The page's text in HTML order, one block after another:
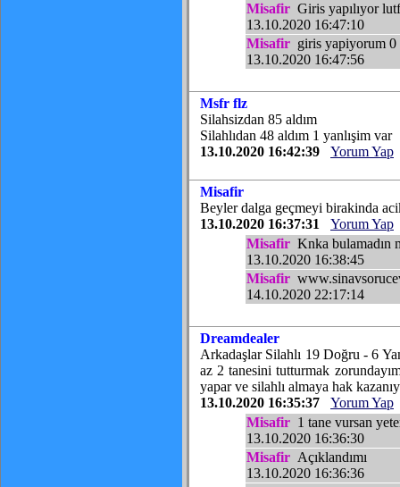
Misafir Giris yapılıyor
13.10.2020 16:47:10
Misafir giris yapiyorum 0
13.10.2020 16:47:56
Msfr flz
Silahsizdan 85 aldım
Silahlıdan 48 aldım 1 yanlışim var
13.10.2020 16:42:39
Yorum Yap
Misafir
Beyler dalga geçmeyi birakinda
13.10.2020 16:37:31
Yorum Yap
Misafir Knka bulamadın
13.10.2020 16:38:45
Misafir
14.10.2020 22:17:14
Dreamdealer
Arkadaşlar Silahlı 19 Doğru - 6
az 2 tanesini tutturmak
yapar ve silahlı almaya hak
13.10.2020 16:35:37
Yorum Yap
Misafir 1 tane vursan
13.10.2020 16:36:30
Misafir Açıklandımı
13.10.2020 16:36:36